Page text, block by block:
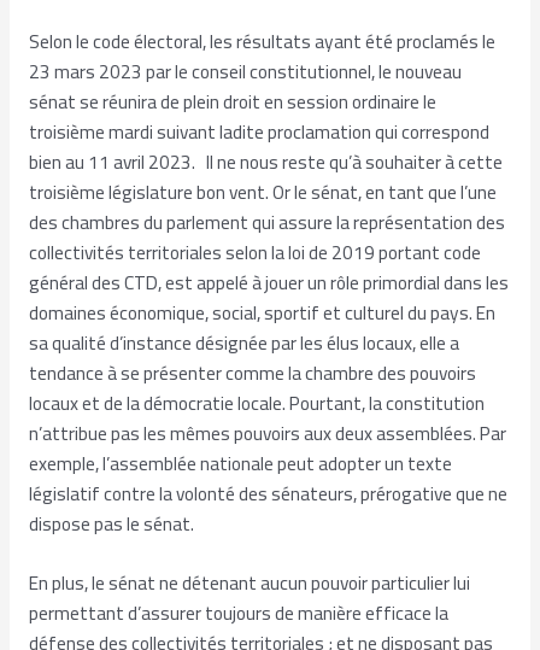
Selon le code électoral, les résultats ayant été proclamés le
23 mars 2023 par le conseil constitutionnel, le nouveau
sénat se réunira de plein droit en session ordinaire le
troisième mardi suivant ladite proclamation qui correspond
bien au 11 avril 2023. Il ne nous reste qu’à souhaiter à cette
troisième législature bon vent. Or le sénat, en tant que l’une
des chambres du parlement qui assure la représentation des
collectivités territoriales selon la loi de 2019 portant code
général des CTD, est appelé à jouer un rôle primordial dans les
domaines économique, social, sportif et culturel du pays. En
sa qualité d’instance désignée par les élus locaux, elle a
tendance à se présenter comme la chambre des pouvoirs
locaux et de la démocratie locale. Pourtant, la constitution
n’attribue pas les mêmes pouvoirs aux deux assemblées. Par
exemple, l’assemblée nationale peut adopter un texte
législatif contre la volonté des sénateurs, prérogative que ne
dispose pas le sénat.
En plus, le sénat ne détenant aucun pouvoir particulier lui
permettant d’assurer toujours de manière efficace la